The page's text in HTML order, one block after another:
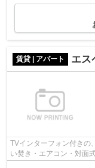
賃貸 | アパート エス
TVインターフォン付きの
い焚き・エアコン・対面